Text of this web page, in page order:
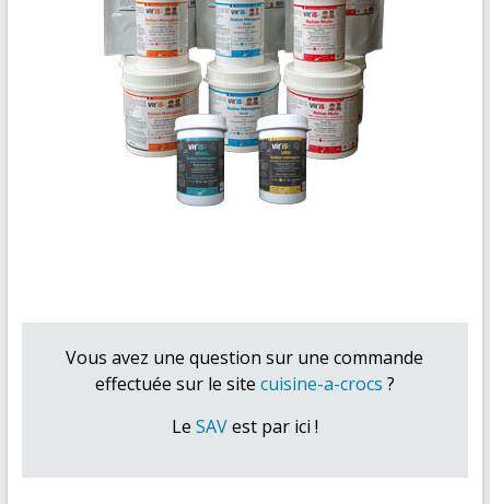
Vous avez une question sur une commande
effectuée sur le site cuisine-a-crocs ?
Le SAVest par ici !